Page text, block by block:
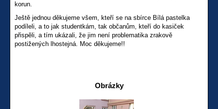
korun.
Ještě jednou děkujeme všem, kteří se na sbírce Bílá pastelka
podíleli, a to jak studentkám, tak občanům, kteří do kasiček
přispěli, a tím ukázali, že jim není problematika zrakově
postižených lhostejná. Moc děkujeme!!
Obrázky